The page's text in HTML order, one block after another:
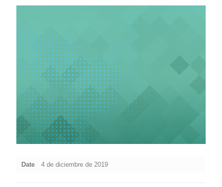
Date 4 de diciembre de 2019